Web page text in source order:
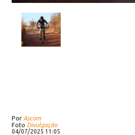
Por Ascom
Foto Divulgação
04/07/2025 11:05